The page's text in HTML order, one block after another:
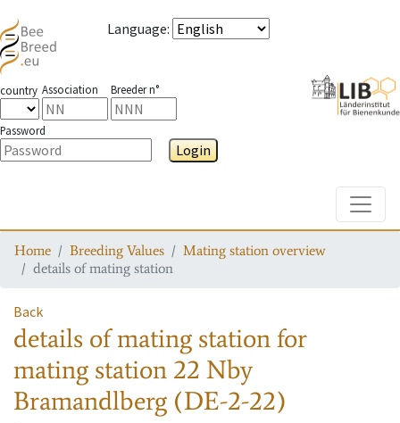
Language:
country Association Breeder n°
Password
Login
Home Breeding Values
Mating station overview
details of mating station
Back
details of mating stationfor
mating station 22 Nby
Bramandlberg (DE-2-22)